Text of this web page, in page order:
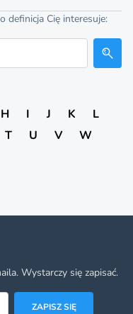
definicja Cię interesuje:
H I J K
L
T U V
W
Wystarczy się zapisać.
ZAPISZ SIĘ